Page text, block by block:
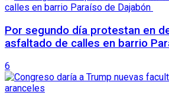
Por segundo día protestan en
asfaltado de calles en barrio
6